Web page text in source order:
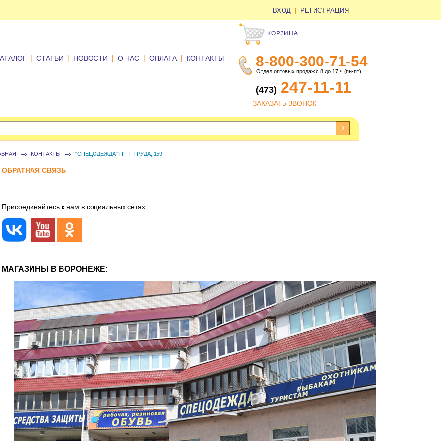
ВХОД РЕГИСТРАЦИЯ
КОРЗИНА
8-800-300-71-54
Отдел оптовых продаж с 8 до 17 ч (пн-пт)
(473) 247-11-11
ЗАКАЗАТЬ ЗВОНОК
| СТАТЬИ | НОВОСТИ | О НАС | ОПЛАТА | КОНТАКТЫ
КОНТАКТЫ "СПЕЦОДЕЖДА" ПР-Т ТРУДА, 159
ОБРАТНАЯ СВЯЗЬ
Присоединяйтесь к нам в социальных сетях:
МАГАЗИНЫ В ВОРОНЕЖЕ: